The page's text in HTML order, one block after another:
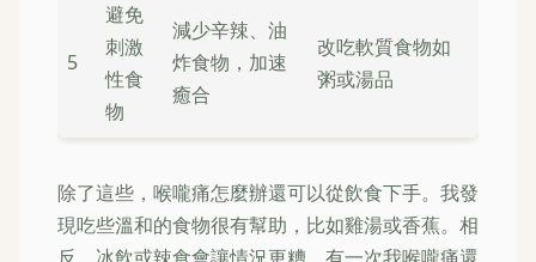
5
避免
刺激
性食
物
減少辛辣、油
炸食物，加速
癒合
改吃軟質食物如
粥或湯品
除了這些，喉嚨痛怎麼辦還可以從飲食下手。我發
現吃些溫和的食物很有幫助，比如雞湯或香蕉。相